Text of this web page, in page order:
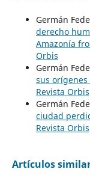
Germán
derecho
Amazonía
Orbis
Germán
sus orígenes
Revista Orbis
Germán
ciudad
Revista Orbis
Artículos